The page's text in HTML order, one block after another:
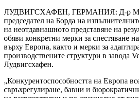
ЛУДВИГСХАФЕН, ГЕРМАНИЯ: Д-р
председател на Борда на
на неотдавнашното представяне на
обяви конкретни мерки за спестяване
върху Европа, както и мерки за
производствените структури в завода
Лудвигсхафен.
„Конкурентоспособността на Европа
свръхрегулиране, бавни и